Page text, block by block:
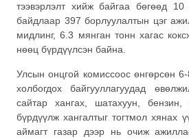
тээвэрлэлт хийж байгаа бөгөөд
байдлаар 397 борлуулалтын цэг
мидлинг, 6.3 мянган тонн хагас
нөөц бүрдүүлсэн байна.
Улсын онцгой комиссоос өнгөрсөн
холбогдох байгууллагуудад
сайтар хангах, шатахуун,
бүрдүүлж хангалтыг тогтмол хянах
аймагт газар дээр нь очиж